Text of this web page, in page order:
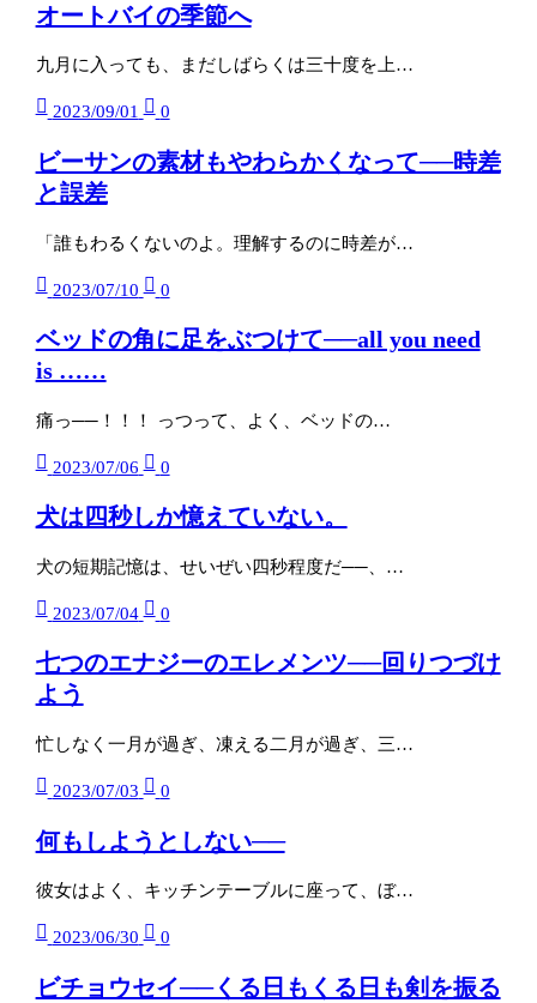
オートバイの季節へ
九月に入っても、まだしばらくは三十度を上…
2023/09/01 0
ビーサンの素材もやわらかくなって──時差
と誤差
「誰もわるくないのよ。理解するのに時差が…
2023/07/10 0
ベッドの角に足をぶつけて──all you need
is ……
痛っ──！！！ っつって、よく、ベッドの…
2023/07/06 0
犬は四秒しか憶えていない。
犬の短期記憶は、せいぜい四秒程度だ──、…
2023/07/04 0
七つのエナジーのエレメンツ──回りつづけ
よう
忙しなく一月が過ぎ、凍える二月が過ぎ、三…
2023/07/03 0
何もしようとしない──
彼女はよく、キッチンテーブルに座って、ぼ…
2023/06/30 0
ビチョウセイ──くる日もくる日も剣を振る